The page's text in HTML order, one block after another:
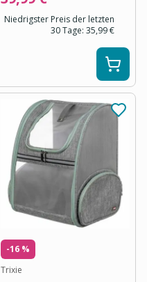
Niedrigster Preis der letzten
30 Tage: 35,99 €
-16 %
Trixie